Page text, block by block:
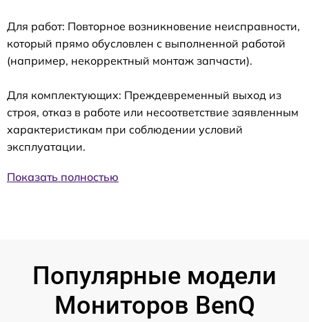
Для работ: Повторное возникновение неисправности,
который прямо обусловлен с выполненной работой
(например, некорректный монтаж запчасти).
Для комплектующих: Преждевременный выход из
строя, отказ в работе или несоответствие заявленным
характеристикам при соблюдении условий
эксплуатации.
Показать полностью
Популярные модели
Мониторов BenQ